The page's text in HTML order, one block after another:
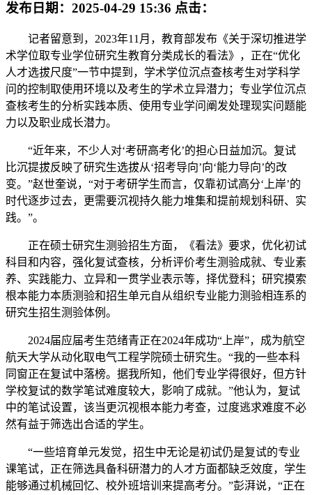
发布日期： 2025-04-29 15:36 点击：
记者留意到，2023年11月，教育部发布《关于深切推进学
术学位取专业学位研究生教育分类成长的看法》，正在“优化
人才选拔尺度”一节中提到，学术学位沉点查核考生对学科学
问的控制取使用环境以及考生的学术立异潜力；专业学位沉点
查核考生的分析实践本质、使用专业学问阐发处理现实问题能
力以及职业成长潜力。
“近年来，不少人对‘考研高考化’的担心日益加沉。复试
比沉提拔反映了研究生选拔从‘招考导向’向‘能力导向’的改
变。”赵世奎说，“对于考研学生而言，仅靠初试高分‘上岸’的
时代逐步过去，更需要沉视持久能力堆集和提前规划科研、实
践。”。
正在硕士研究生测验招生方面，《看法》要求，优化初试
科目和内容，强化复试查核，分析评价考生测验成就、专业素
养、实践能力、立异和一贯学业表示等，择优登科；研究摸索
根本能力本质测验和招生单元自从组织专业能力测验相连系的
研究生招生测验体例。
2024届应届考生范绪青正在2024年成功“上岸”，成为航空
航天大学从动化取电气工程学院硕士研究生。“我的一些本科
同窗正在复试中落榜。据我所知，他们专业学得很好，但方针
学校复试的数学笔试难度较大，影响了成就。”他认为，复试
中的笔试设置，该当更沉视根本能力考查，过度逃求难度不必
然有益于筛选出合适的学生。
“一些培育单元发觉，招生中无论是初试仍是复试的专业
课笔试，正在筛选具备科研潜力的人才方面都缺乏效度，学生
能够通过机械回忆、校外班培训来提高考分。”彭湃说，“正在